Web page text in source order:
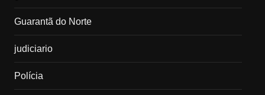
Guarantã do Norte
judiciario
Polícia